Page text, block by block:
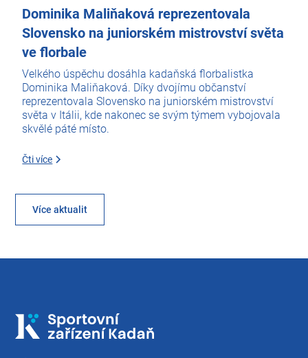
Dominika Maliňaková reprezentovala
Slovensko na juniorském mistrovství světa
ve florbale
Velkého úspěchu dosáhla kadaňská florbalistka
Dominika Maliňaková. Díky dvojímu občanství
reprezentovala Slovensko na juniorském mistrovství
světa v Itálii, kde nakonec se svým týmem vybojovala
skvělé páté místo.
Čti více
Více aktualit